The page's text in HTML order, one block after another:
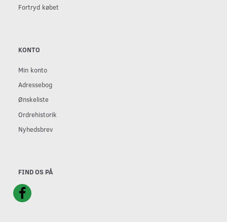
Fortryd købet
KONTO
Min konto
Adressebog
Ønskeliste
Ordrehistorik
Nyhedsbrev
FIND OS PÅ